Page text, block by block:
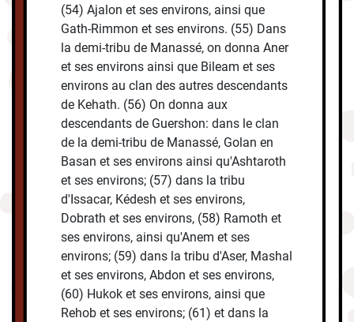
(54) Ajalon et ses environs, ainsi que
Gath-Rimmon et ses environs. (55) Dans
la demi-tribu de Manassé, on donna Aner
et ses environs ainsi que Bileam et ses
environs au clan des autres descendants
de Kehath. (56) On donna aux
descendants de Guershon: dans le clan
de la demi-tribu de Manassé, Golan en
Basan et ses environs ainsi qu'Ashtaroth
et ses environs; (57) dans la tribu
d'Issacar, Kédesh et ses environs,
Dobrath et ses environs, (58) Ramoth et
ses environs, ainsi qu'Anem et ses
environs; (59) dans la tribu d'Aser, Mashal
et ses environs, Abdon et ses environs,
(60) Hukok et ses environs, ainsi que
Rehob et ses environs; (61) et dans la